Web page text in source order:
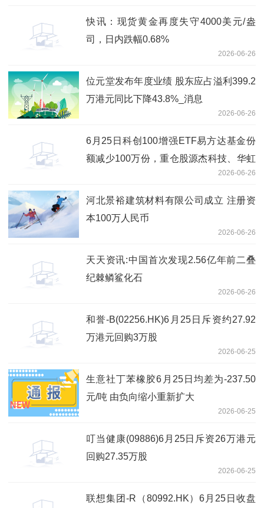
快讯：现货黄金再度失守4000美元/盎
司，日内跌幅0.68%
2026-06-26
位元堂发布年度业绩 股东应占溢利399.2
万港元同比下降43.8%_消息
2026-06-26
6月25日科创100增强ETF易方达基金份
额减少100万份，重仓股源杰科技、华虹
2026-06-26
河北景裕建筑材料有限公司成立 注册资
本100万人民币
2026-06-26
天天资讯:中国首次发现2.56亿年前二叠
纪棘鳞鲨化石
2026-06-26
和誉-B(02256.HK)6月25日斥资约27.92
万港元回购3万股
2026-06-25
生意社丁苯橡胶6月25日均差为-237.50
元/吨 由负向缩小重新扩大
2026-06-25
叮当健康(09886)6月25日斥资26万港元
回购27.35万股
2026-06-25
联想集团-R（80992.HK）6月25日收盘